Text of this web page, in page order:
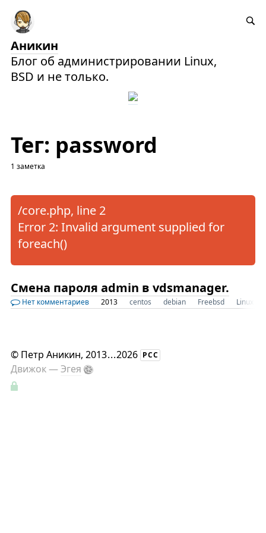
Аникин
Блог об администрировании Linux,
BSD и не только.
Тег: password
1 заметка
/core.php, line 2
Error 2: Invalid argument supplied for
foreach()
Смена пароля admin в vdsmanager.
Нет комментариев 2013 centos debian Freebsd Linux
© Петр Аникин, 2013...2026 РСС
Движок —Эгея